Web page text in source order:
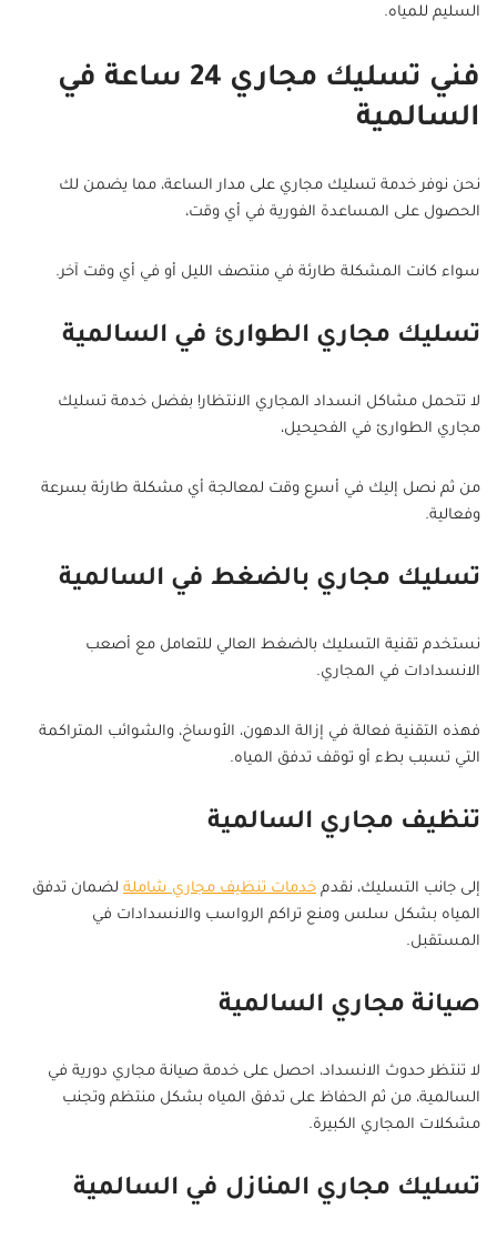
السليم للمياه.
فني تسليك مجاري 24 ساعة في
السالمية
نحن نوفر خدمة تسليك مجاري على مدار الساعة، مما يضمن لك
الحصول على المساعدة الفورية في أي وقت،
سواء كانت المشكلة طارئة في منتصف الليل أو في أي وقت آخر.
تسليك مجاري الطوارئ في السالمية
لا تتحمل مشاكل انسداد المجاري الانتظار! بفضل خدمة تسليك
مجاري الطوارئ في الفحيحيل،
من ثم نصل إليك في أسرع وقت لمعالجة أي مشكلة طارئة بسرعة
وفعالية.
تسليك مجاري بالضغط في السالمية
نستخدم تقنية التسليك بالضغط العالي للتعامل مع أصعب
الانسدادات في المجاري.
فهذه التقنية فعالة في إزالة الدهون، الأوساخ، والشوائب المتراكمة
التي تسبب بطء أو توقف تدفق المياه.
تنظيف مجاري السالمية
إلى جانب التسليك، نقدم خدمات تنظيف مجاري شاملة لضمان تدفق
المياه بشكل سلس ومنع تراكم الرواسب والانسدادات في
المستقبل.
صيانة مجاري السالمية
لا تنتظر حدوث الانسداد، احصل على خدمة صيانة مجاري دورية في
السالمية، من ثم الحفاظ على تدفق المياه بشكل منتظم وتجنب
مشكلات المجاري الكبيرة.
تسليك مجاري المنازل في السالمية